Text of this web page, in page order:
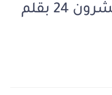
الفصل الرابع العشرون 24 بقلم